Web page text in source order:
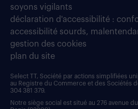
soyons vigilants
déclaration d'accessibilité :
accessibilité sourds,
gestion des cookies
plan du site
Select TT, Société par actions simplifiées
au Registre du Commerce et des Sociétés
304 381 379.
Notre siège social est situé au 276 avenue